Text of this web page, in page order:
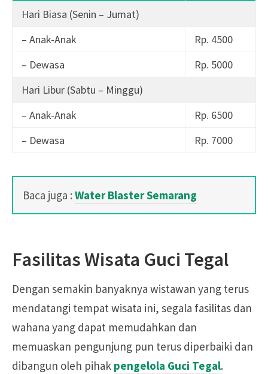
Hari Biasa (Senin – Jumat)
– Anak-Anak
Rp. 4500
– Dewasa
Rp. 5000
Hari Libur (Sabtu – Minggu)
– Anak-Anak
Rp. 6500
– Dewasa
Rp. 7000
Baca juga : Water Blaster Semarang
Fasilitas Wisata Guci Tegal
Dengan semakin banyaknya wistawan yang terus
mendatangi tempat wisata ini, segala fasilitas dan
wahana yang dapat memudahkan dan
memuaskan pengunjung pun terus diperbaiki dan
dibangun oleh pihak pengelola Guci Tegal.